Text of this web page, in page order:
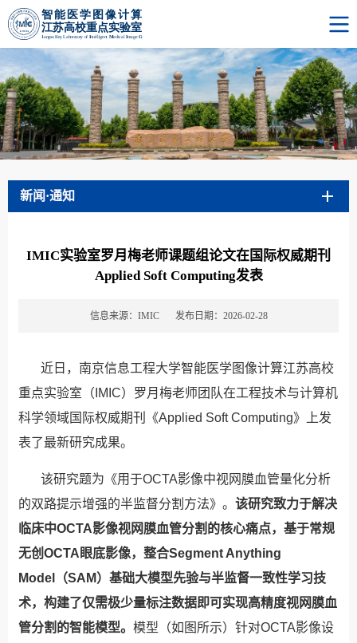
新闻·通知
IMIC实验室罗月梅老师课题组论文在国际权威期刊
Applied Soft Computing发表
信息来源：IMIC 发布日期：2026-02-28
近日，南京信息工程大学智能医学图像计算江苏高校
重点实验室（IMIC）罗月梅老师团队在工程技术与计算机
科学领域国际权威期刊《Applied Soft Computing》上发
表了最新研究成果。
该研究题为《用于OCTA影像中视网膜血管量化分析
的双路提示增强的半监督分割方法》。 该研究致力于解决
临床中OCTA影像视网膜血管分割的核心痛点，基于常规
无创OCTA眼底影像，整合Segment Anything
Model（SAM）基础大模型先验与半监督一致性学习技
术，构建了仅需极少量标注数据即可实现高精度视网膜血
管分割的智能模型。 模型（如图所示）针对OCTA影像设